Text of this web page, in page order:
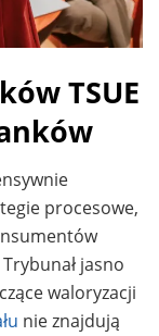
TSUE
procesowe,
jasno
waloryzacji
nie znajdują